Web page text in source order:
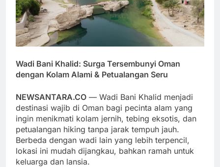
Wadi Bani Khalid: Surga Tersembunyi Oman
dengan Kolam Alami & Petualangan Seru
NEWSANTARA.CO — Wadi Bani Khalid menjadi
destinasi wajib di Oman bagi pecinta alam yang
ingin menikmati kolam jernih, tebing eksotis, dan
petualangan hiking tanpa jarak tempuh jauh.
Berbeda dengan wadi lain yang lebih terpencil,
lokasi ini mudah dijangkau, bahkan ramah untuk
keluarga dan lansia.